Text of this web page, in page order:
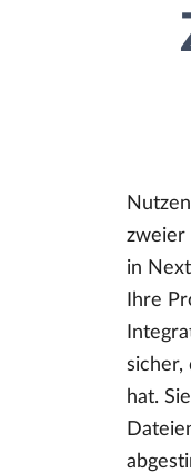
zweier
in
Ihre
sicher,
hat.